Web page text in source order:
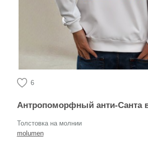
6
Антропоморфный анти-Санта в
Толстовка на молнии
molumen